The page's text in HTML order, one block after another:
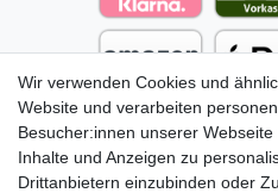
Wir verwenden Cookies und
Website und verarbeiten
Besucher:innen unserer
Inhalte und Anzeigen zu
Drittanbietern einzubinden oder